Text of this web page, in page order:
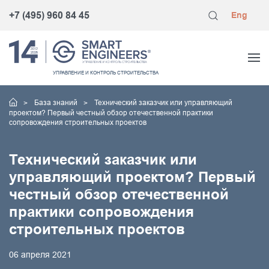
+7 (495) 960 84 45 Eng
УПРАВЛЕНИЕ И КОНТРОЛЬ СТРОИТЕЛЬСТВА
База знаний
Технический заказчик или управляющий
проектом? Первый честный обзор отечественной практики
сопровождения строительных проектов
Технический заказчик или
управляющий проектом? Первый
честный обзор отечественной
практики сопровождения
строительных проектов
06 апреля 2021